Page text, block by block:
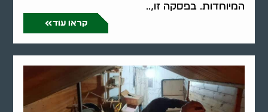
המיוחדות. בפסקה זו,..
קראו עוד